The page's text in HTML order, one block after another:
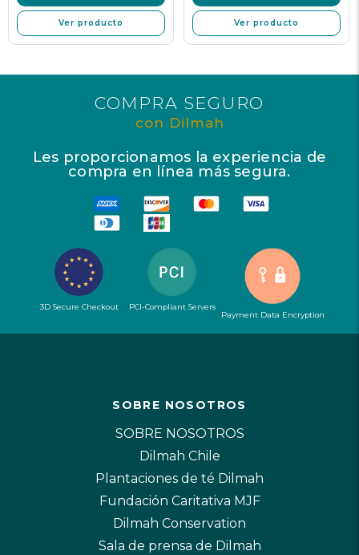
Ver producto Ver producto
COMPRA SEGURO
con Dilmah
Les proporcionamos la experiencia de
compra en línea más segura.
3D Secure Checkout
PCI-Compliant Servers
Payment Data Encryption
SOBRE NOSOTROS
SOBRE NOSOTROS
Dilmah Chile
Plantaciones de té Dilmah
Fundación Caritativa MJF
Dilmah Conservation
Sala de prensa de Dilmah